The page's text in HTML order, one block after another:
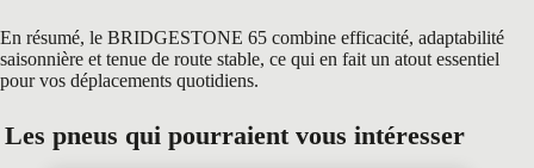
En résumé, le BRIDGESTONE 65 combine efficacité, adaptabilité
saisonnière et tenue de route stable, ce qui en fait un atout essentiel
pour vos déplacements quotidiens.
Les pneus qui pourraient vous intéresser